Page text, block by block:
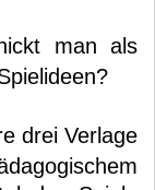
man als
drei Verlage